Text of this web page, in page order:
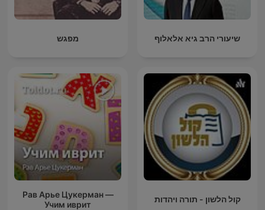
שיעורי הרב גיא אלאלוף מפגש
קול הלשון - תורה ויהדות
Рав Арье Цукерман —
Учим иврит